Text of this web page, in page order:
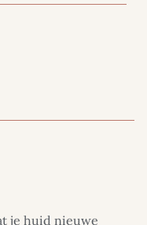
je huid nieuwe